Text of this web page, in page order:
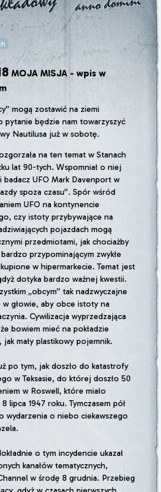
MOJA MISJA - wpis w
mogą zostawić na ziemi
pytanie będzie nam towarzyszyć
Nautilusa już w sobotę.
na ten temat w Stanach
lat 90-tych. Wspomniał o niej
badacz UFO Mark Davenport w
spoza czasu”. Spór wśród
UFO na kontynencie
czy istoty przybywające na
pojazdach mogą
przedmiotami, jak chociażby
przypominającym zwykłe
w hipermarkecie. Temat jest
dotyka bardzo ważnej kwestii.
„obcym” tak nadzwyczajne
w głowie, aby obce istoty na
Cywilizacja wyprzedzająca
bowiem mieć na pokładzie
mały plastikowy pojemnik.
po tym, jak doszło do katastrofy
w Teksasie, do której doszło 50
w Roswell, które miało
lipca 1947 roku. Tymczasem pół
wydarzenia o niebo ciekawszego
o tym incydencie ukazał
kanałów tematycznych,
w środę 8 grudnia. Przebieg